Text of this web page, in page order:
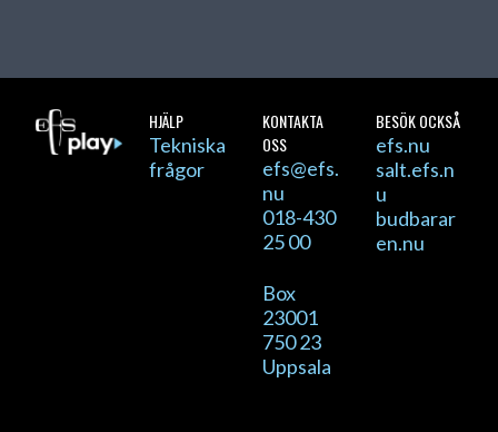
HJÄLP
Tekniska
frågor
KONTAKTA
OSS
efs@efs.
nu
018-430
25 00
Box
23001
750 23
Uppsala
BESÖK OCKSÅ
efs.nu
salt.efs.n
u
budbarar
en.nu